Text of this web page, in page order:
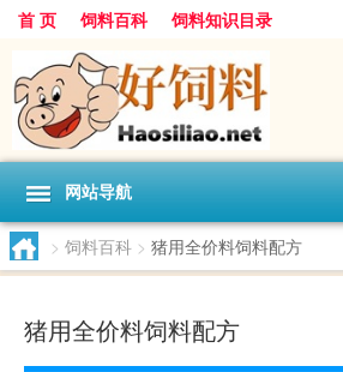
首 页 饲料百科 饲料知识目录
网站导航
> 饲料百科 > 猪用全价料饲料配方
猪用全价料饲料配方